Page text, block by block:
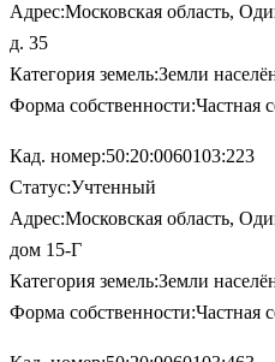
Адрес:Московская область,
д. 35
Категория земель:Земли
Форма собственности:Частная
Кад. номер:50:20:0060103:223
Статус:Учтенный
Адрес:Московская область,
дом 15-Г
Категория земель:Земли
Форма собственности:Частная